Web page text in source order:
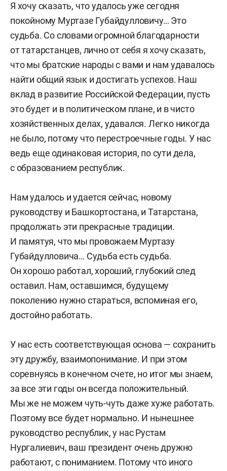
Я хочу сказать, что удалось уже сегодня
покойному Муртазе Губайдулловичу… Это
судьба. Со словами огромной благодарности
от татарстанцев, лично от себя я хочу сказать,
что мы братские народы с вами и нам удавалось
найти общий язык и достигать успехов. Наш
вклад в развитие Российской Федерации, пусть
это будет и в политическом плане, и в чисто
хозяйственных делах, удавался. Легко никогда
не было, потому что перестроечные годы. У нас
ведь еще одинаковая история, по сути дела,
с образованием республик.
Нам удалось и удается сейчас, новому
руководству и Башкортостана, и Татарстана,
продолжать эти прекрасные традиции.
И памятуя, что мы провожаем Муртазу
Губайдулловича… Судьба есть судьба.
Он хорошо работал, хороший, глубокий след
оставил. Нам, оставшимся, будущему
поколению нужно стараться, вспоминая его,
достойно работать.
У нас есть соответствующая основа — сохранить
эту дружбу, взаимопонимание. И при этом
соревнуясь в конечном счете, но итог мы знаем,
за все эти годы он всегда положительный.
Мы же не можем чуть-чуть даже хуже работать.
Поэтому все будет нормально. И нынешнее
руководство республик, у нас Рустам
Нургалиевич, ваш президент очень дружно
работают, с пониманием. Потому что иного